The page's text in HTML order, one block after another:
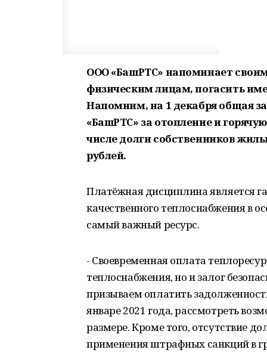
ООО «БашРТС» напоминает
физическим лицам, погасить
Напомним, на 1 декабря общая
«БашРТС» за отопление и
числе долги собственников
рублей.
Платёжная дисциплина является
качественного теплоснабжения в
самый важный ресурс.
- Своевременная оплата
теплоснабжения, но и залог
призываем оплатить
январе 2021 года, рассмотреть
размере. Кроме того, отсутствие
применения штрафных санкций в